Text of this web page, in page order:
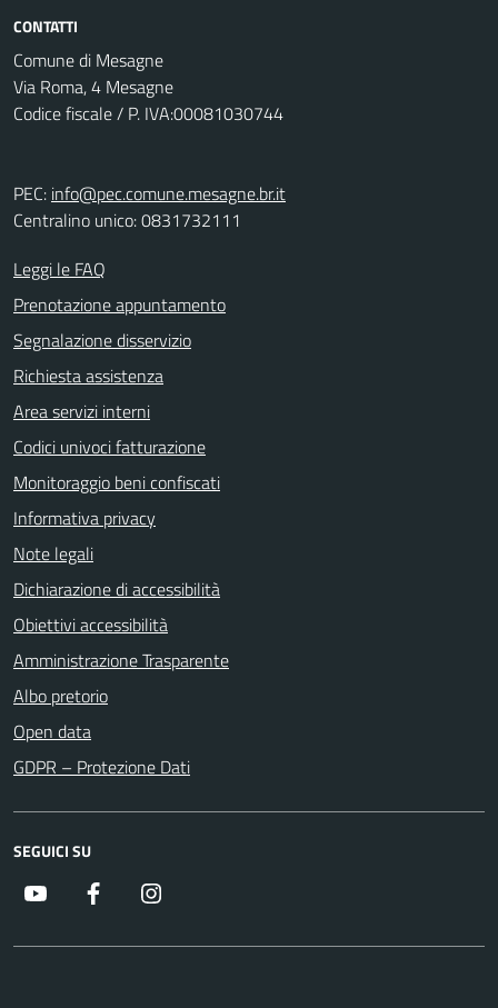
CONTATTI
Comune di Mesagne
Via Roma, 4 Mesagne
Codice fiscale / P. IVA:00081030744
PEC: info@pec.comune.mesagne.br.it
Centralino unico: 0831732111
Leggi le FAQ
Prenotazione appuntamento
Segnalazione disservizio
Richiesta assistenza
Area servizi interni
Codici univoci fatturazione
Monitoraggio beni confiscati
Informativa privacy
Note legali
Dichiarazione di accessibilità
Obiettivi accessibilità
Amministrazione Trasparente
Albo pretorio
Open data
GDPR – Protezione Dati
SEGUICI SU
Youtube Facebook